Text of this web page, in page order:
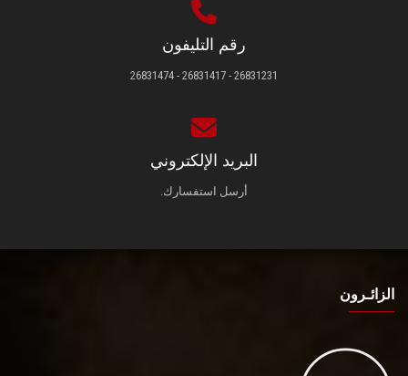
رقم التليفون
26831231 - 26831417 - 26831474
البريد الإلكتروني
أرسل استفسارك.
الزائـرون